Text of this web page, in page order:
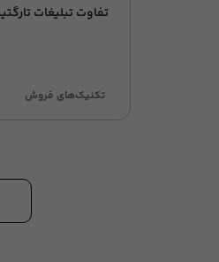
تفاوت تبلیغات
تکنیک‌های فروش